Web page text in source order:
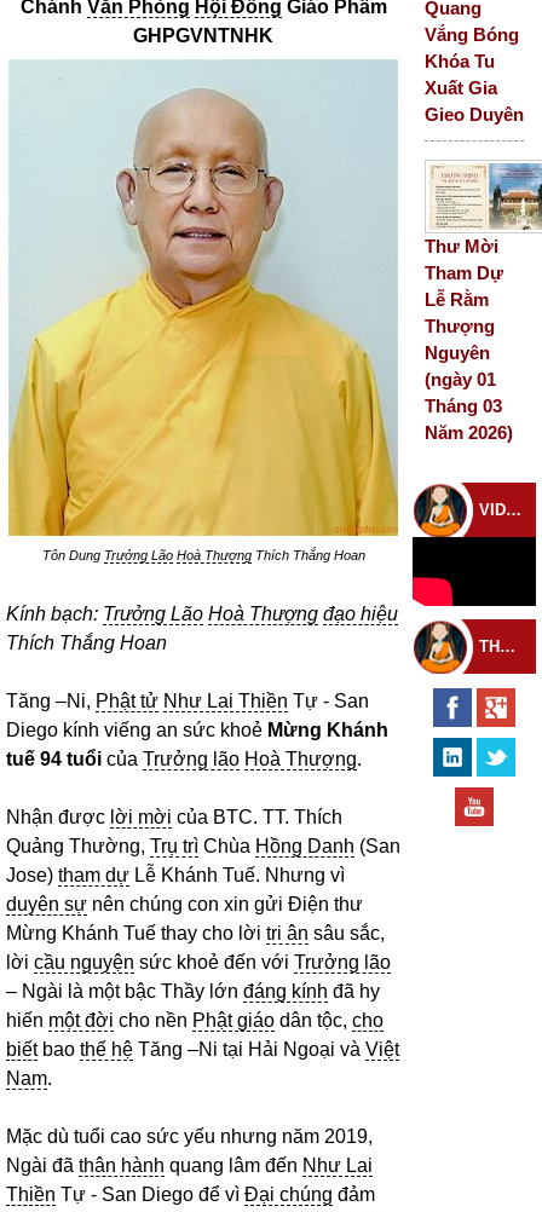
Chánh Văn Phòng Hội Đồng Giáo Phẩm
GHPGVNTNHK
Tôn Dung Trưởng Lão Hoà ThượngThích Thắng Hoan
Kính bạch: Trưởng Lão Hoà Thượng đạo hiệu
Thích Thắng Hoan
Tăng –Ni, Phật tử Như Lai Thiền Tự - San
Diego kính viếng an sức khoẻ Mừng Khánh
tuế 94 tuổi của Trưởng lão Hoà Thượng.
Nhận được lời mời của BTC. TT. Thích
Quảng Thường, Trụ trì Chùa Hồng Danh (San
Jose) tham dự Lễ Khánh Tuế. Nhưng vì
duyên sự nên chúng con xin gửi Điện thư
Mừng Khánh Tuế thay cho lời tri ân sâu sắc,
lời cầu nguyện sức khoẻ đến với Trưởng lão
– Ngài là một bậc Thầy lớn đáng kính đã hy
hiến một đời cho nền Phật giáo dân tộc, cho
biếtbao thế hệ Tăng –Ni tại Hải Ngoại và Việt
Nam.
Mặc dù tuổi cao sức yếu nhưng năm 2019,
Ngài đã thân hành quang lâm đến Như Lai
Thiền Tự - San Diego để vì Đại chúng đảm
Quang
Vắng Bóng
Khóa Tu
Xuất Gia
Gieo Duyên
Thư Mời
Tham Dự
Lễ Rằm
Thượng
Nguyên
(ngày 01
Tháng 03
Năm 2026)
VIDEO CHÙA
THEO DÕI THIỀN TỰ